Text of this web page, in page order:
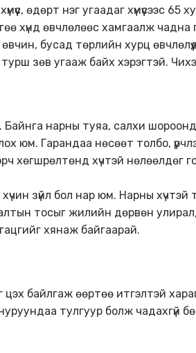
өдөрт нэг угаадаг хүмүүсээс
хүнд өвчлөлөөс хамгаалж чадна
бусад төрлийн хурц
зөв угааж байх хэрэгтэй.
Байнга нарны туяа, салхи
юм. Гарандаа нөсөөт толбо,
хөгшрөлтөнд хүчтэй нөлөөлдөг
зүйл бол нар юм. Нарны хүчтэй
тосыг жилийн дөрвөн улиралд
хянаж байгаарай.
байлгаж өөртөө итгэлтэй
тулгуур болж чадахгүй